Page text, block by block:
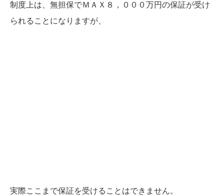
制度上は、無担保でＭＡＸ８，０００万円の保証が受け
られることになりますが、
実際ここまで保証を受けることはできません。